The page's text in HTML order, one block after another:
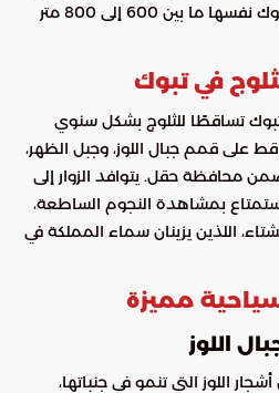
الشهيرة، بينما ترتفع مدينة تبوك نفسها ما بين 600 إلى 800 متر
في تبوك
تساقطًا للثلوج بشكل سنوي
على قمم جبال اللوز، وجبل الظهر،
محافظة حقل. يتوافد الزوار إلى
بمشاهدة النجوم الساطعة،
اللذين يزينان سماء المملكة في
مميزة
اللوز
اللوز التي تنمو في جنباتها،